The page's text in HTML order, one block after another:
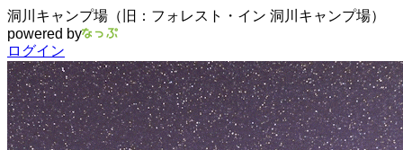
洞川キャンプ場（旧：フォレスト・イン 洞川キャンプ場）
powered by
ログイン